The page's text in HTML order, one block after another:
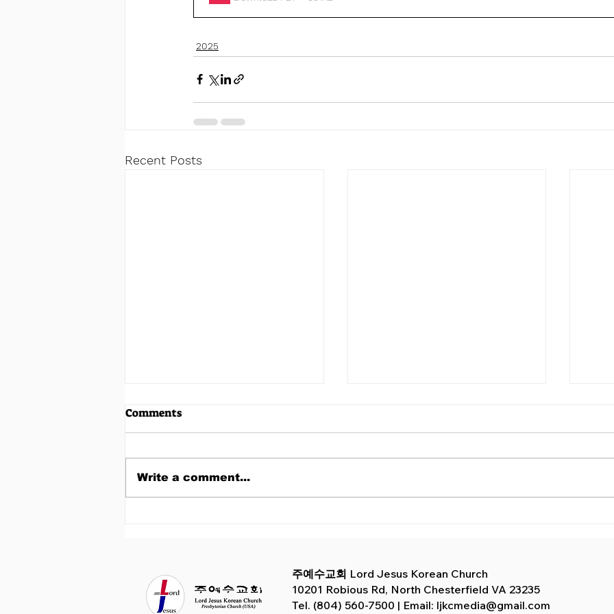
2025
Recent Posts
12월 28일 주보
Comments
Write a comment...
주예수교회 Lord Jesus Korean Church
10201 Robious Rd, North Chesterfield VA 23235
Tel. (804) 560-7500 | Email: ljkcmedia@gmail.com